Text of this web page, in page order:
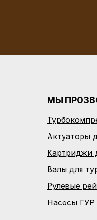
МЫ
Актуаторы
Картриджи
Валы для
Рулевые
Насосы ГУР